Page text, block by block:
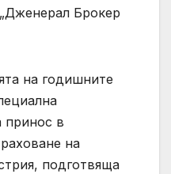
Брокер
на годишните
принос в
на
подготвяща